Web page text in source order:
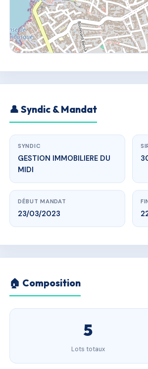
👤 Syndic & Mandat
SYNDIC
GESTION IMMOBILIERE DU
MIDI
DÉBUT MANDAT
23/03/2023
🏠 Composition
5
Lots totaux